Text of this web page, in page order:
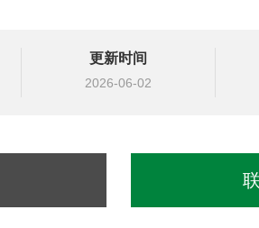
更新时间
2026-06-02